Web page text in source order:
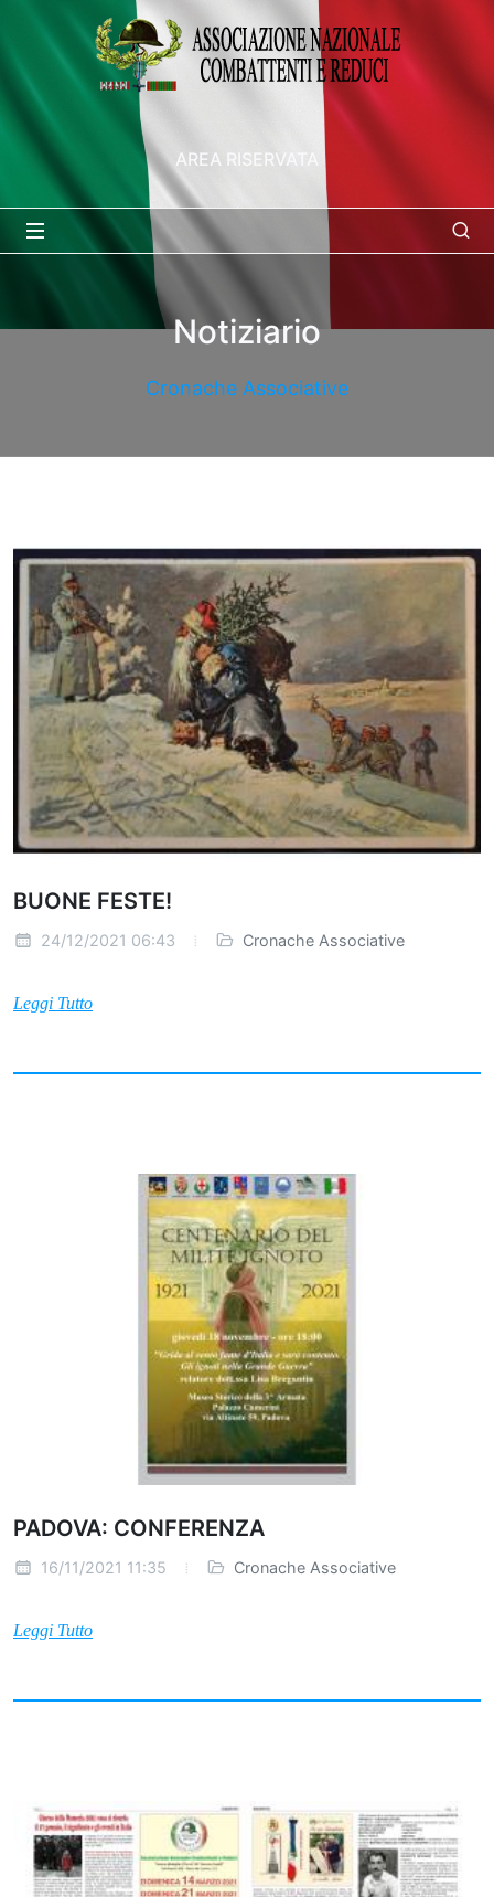
AREA RISERVATA
Notiziario
Cronache Associative
BUONE FESTE!
24/12/2021 06:43 Cronache Associative
Leggi Tutto
PADOVA: CONFERENZA
16/11/2021 11:35 Cronache Associative
Leggi Tutto